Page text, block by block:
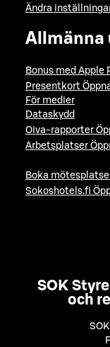
Ändra
Allmänna
Bonus med Apple
Presentkort
För medier
Dataskydd
Oiva-rapporter
Arbetsplatser
Boka
Sokoshotels.fi
SOK
och